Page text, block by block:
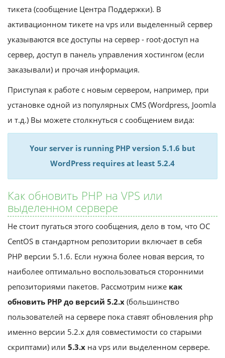
тикета (сообщение Центра Поддержки). В
активационном тикете на vps или выделенный сервер
указываются все доступы на сервер - root-доступ на
сервер, доступ в панель управления хостингом (если
заказывали) и прочая информация.
Приступая к работе с новым сервером, например, при
установке одной из популярных CMS (Wordpress, Joomla
и т.д.) Вы можете столкнуться с сообщением вида:
Your server is running PHP version 5.1.6 but
WordPress requires at least 5.2.4
Как обновить PHP на VPS или
выделенном сервере
Не стоит пугаться этого сообщения, дело в том, что ОС
CentOS в стандартном репозитории включает в себя
PHP версии 5.1.6. Если нужна более новая версия, то
наиболее оптимально воспользоваться сторонними
репозиториями пакетов. Рассмотрим ниже как
обновить PHP до версий 5.2.x(большинство
пользователей на сервере пока ставят обновления php
именно версии 5.2.х для совместимости со старыми
скриптами) или 5.3.x на vps или выделенном сервере.